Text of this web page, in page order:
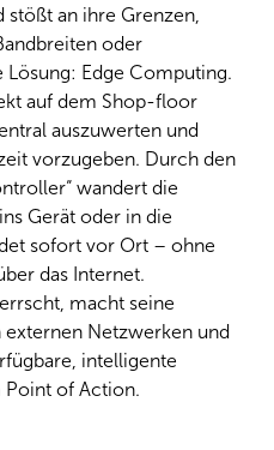
an ihre Grenzen,
oder
Lösung: Edge Computing.
auf dem Shop-floor
auszuwerten und
vorzugeben. Durch den
wandert die
Gerät oder in die
sofort vor Ort – ohne
das Internet.
macht seine
Netzwerken und
intelligente
Point of Action.